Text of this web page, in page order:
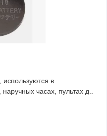
используются в
часах, пультах д..